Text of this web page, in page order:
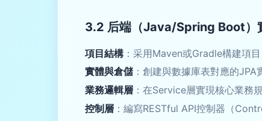
3.2 后端（Java/Spring Boot）
項目結構 ：采用Maven或Gradle構建項
實體與倉儲 ：創建與數據庫表對應的JPA
業務邏輯層 ：在Service層實現核心業務
控制層 ：編寫RESTful API控制器（